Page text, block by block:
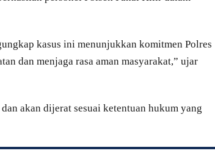
kasus ini menunjukkan komitmen Polres
dan menjaga rasa aman masyarakat,” ujar
akan dijerat sesuai ketentuan hukum yang